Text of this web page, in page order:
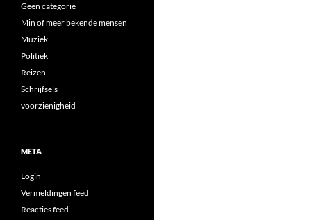
Geen categorie
Min of meer bekende mensen
Muziek
Politiek
Reizen
Schrijfsels
voorzienigheid
META
Login
Vermeldingen feed
Reacties feed